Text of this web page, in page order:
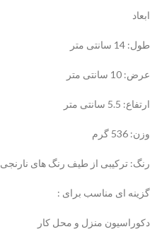
ابعاد
طول: 14 سانتی متر
عرض: 10 سانتی متر
ارتفاع: 5.5 سانتی متر
وزن: 536 گرم
رنگ: ترکیبی از طیف رنگ های نارنجی
گزینه ای مناسب برای :
دکوراسیون منزل و محل کار